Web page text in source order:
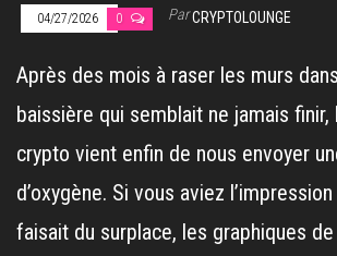
04/27/2026 0 ParCRYPTOLOUNGE
Après des mois à raser les murs
baissière qui semblait ne jamais finir,
crypto vient enfin de nous envoyer
d’oxygène. Si vous aviez
faisait du surplace, les graphiques